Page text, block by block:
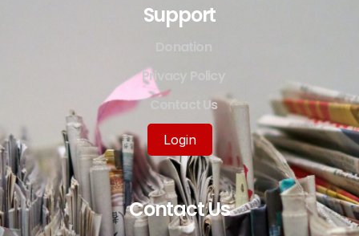
Support
Privacy Policy
Contact Us
Login
Contact Us